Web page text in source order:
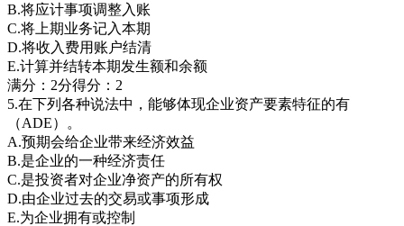
B.将应计事项调整入账
C.将上期业务记入本期
D.将收入费用账户结清
E.计算并结转本期发生额和余额
满分：2分得分：2
5.在下列各种说法中，能够体现企业资产要素特征的有
（ADE）。
A.预期会给企业带来经济效益
B.是企业的一种经济责任
C.是投资者对企业净资产的所有权
D.由企业过去的交易或事项形成
E.为企业拥有或控制